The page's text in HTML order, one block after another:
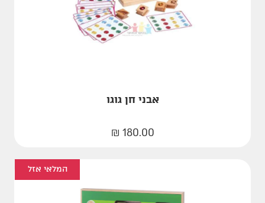
אבני חן גוגו
180.00
₪
המלאי אזל